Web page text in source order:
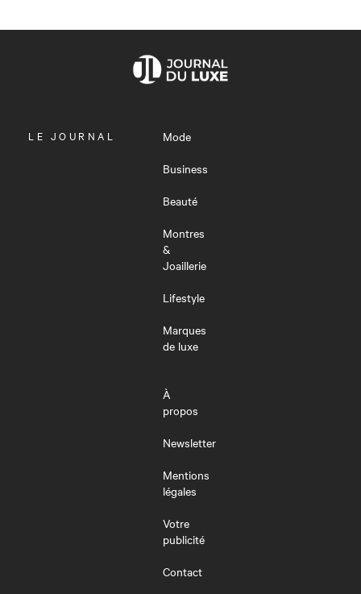
OUVRIR
LE JOURNAL
Mode
Business
Beauté
Montres
&
Joaillerie
Lifestyle
Marques
de luxe
À
propos
Newsletter
Mentions
légales
Votre
publicité
Contact